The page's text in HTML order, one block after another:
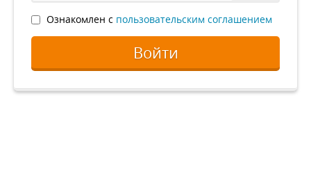
Ознакомлен с пользовательским соглашением
Войти